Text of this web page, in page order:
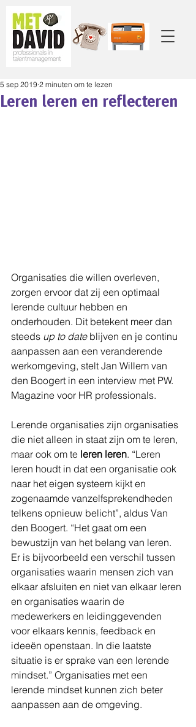
Leren leren en reflecteren
5 sep 2019 2 minuten om te lezen
Organisaties die willen overleven,
zorgen ervoor dat zij een optimaal
lerende cultuur hebben en
onderhouden. Dit betekent meer dan
steeds up to date blijven en je continu
aanpassen aan een veranderende
werkomgeving, stelt Jan Willem van
den Boogert in een interview met PW.
Magazine voor HR professionals.
Lerende organisaties zijn organisaties
die niet alleen in staat zijn om te leren,
maar ook om te leren leren. “Leren
leren houdt in dat een organisatie ook
naar het eigen systeem kijkt en
zogenaamde vanzelfsprekendheden
telkens opnieuw belicht”, aldus Van
den Boogert. “Het gaat om een
bewustzijn van het belang van leren.
Er is bijvoorbeeld een verschil tussen
organisaties waarin mensen zich van
elkaar afsluiten en niet van elkaar leren
en organisaties waarin de
medewerkers en leidinggevenden
voor elkaars kennis, feedback en
ideeën openstaan. In die laatste
situatie is er sprake van een lerende
mindset.” Organisaties met een
lerende mindset kunnen zich beter
aanpassen aan de omgeving.